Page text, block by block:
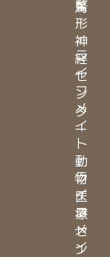
整
形
神
経
セ
ン
タ
ー
・
ラ
イ
フ
メ
イ
馬
・
ラ
イ
フ
メ
イ
ト
動
物
医
療
セ
ン